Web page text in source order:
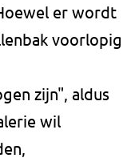
er wordt
voorlopig
zijn", aldus
wil